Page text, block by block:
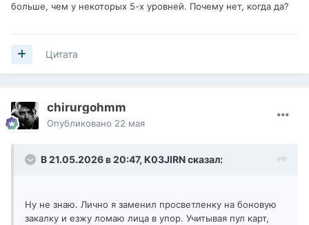
больше, чем у некоторых 5-х уровней. Почему нет, когда да?
Цитата
chirurgohmm
Опубликовано 22 мая
В 21.05.2026 в 20:47, K03JIRNсказал:
Ну не знаю. Лично я заменил просветленку на боновую
закалку и езжу ломаю лица в упор. Учитывая пул карт,